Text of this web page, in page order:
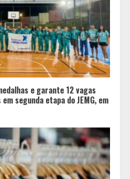
e garante 12 vagas
segunda etapa do JEMG, em